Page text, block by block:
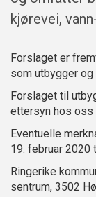
kjørevei,
Forslaget er
som utbygger og
Forslaget til
ettersyn hos oss
Eventuelle
19. februar 2020
Ringerike
sentrum, 3502